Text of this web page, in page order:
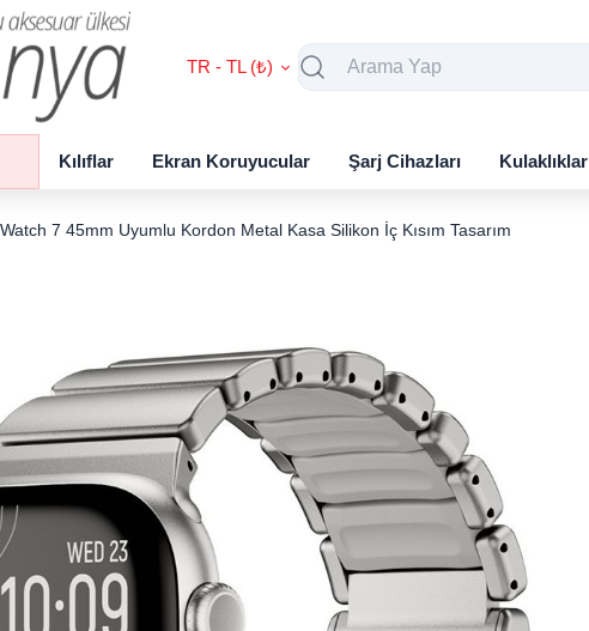
TR - TL (₺)
Kılıflar Ekran Koruyucular Şarj Cihazları Kulaklıklar
7 45mm Uyumlu Kordon Metal Kasa Silikon İç Kısım Tasarım